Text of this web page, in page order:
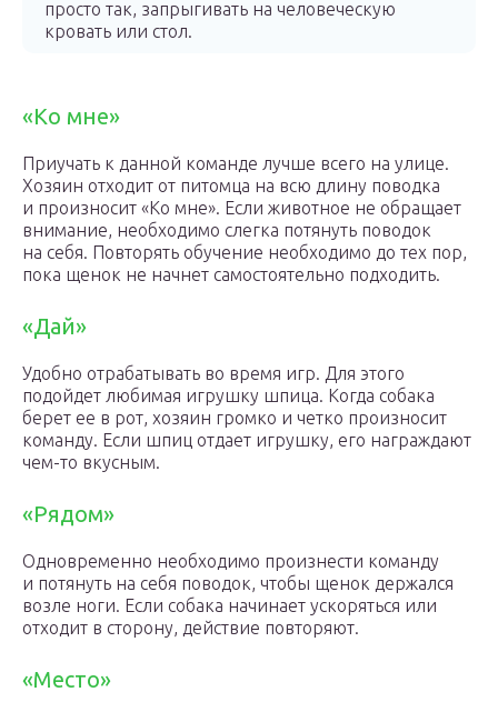
просто так, запрыгивать на человеческую
кровать или стол.
«Ко мне»
Приучать к данной команде лучше всего на улице.
Хозяин отходит от питомца на всю длину поводка
и произносит «Ко мне». Если животное не обращает
внимание, необходимо слегка потянуть поводок
на себя. Повторять обучение необходимо до тех пор,
пока щенок не начнет самостоятельно подходить.
«Дай»
Удобно отрабатывать во время игр. Для этого
подойдет любимая игрушку шпица. Когда собака
берет ее в рот, хозяин громко и четко произносит
команду. Если шпиц отдает игрушку, его награждают
чем-то вкусным.
«Рядом»
Одновременно необходимо произнести команду
и потянуть на себя поводок, чтобы щенок держался
возле ноги. Если собака начинает ускоряться или
отходит в сторону, действие повторяют.
«Место»